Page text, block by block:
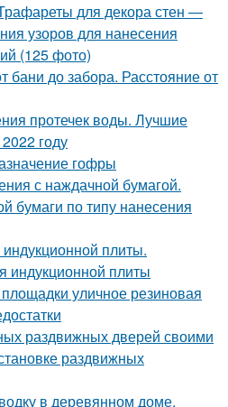
для декора стен —
узоров для нанесения
(125 фото)
бани до забора. Расстояние от
протечек воды. Лучшие
году
гофры
с наждачной бумагой.
бумаги по типу нанесения
плиты.
индукционной плиты
уличное резиновая
раздвижных дверей своими
раздвижных
в деревянном доме.